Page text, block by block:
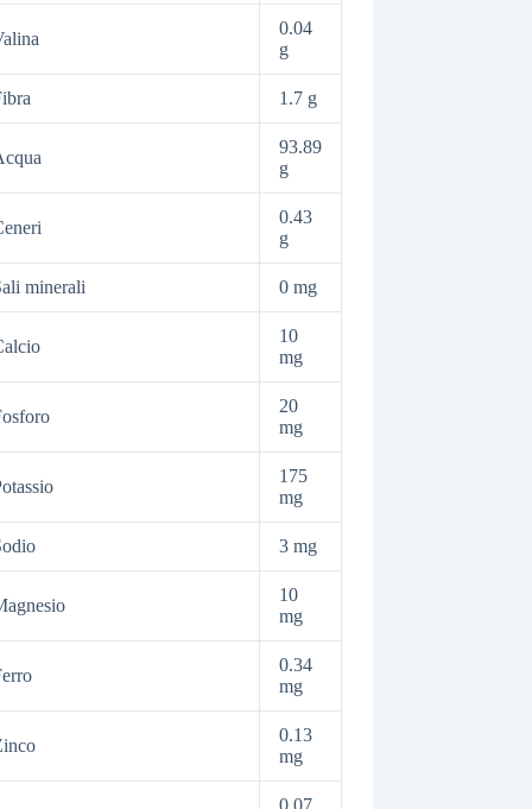
0.04
g
1.7 g
93.89
g
0.43
g
minerali 0 mg
10
mg
20
mg
175
mg
3 mg
10
mg
0.34
mg
0.13
mg